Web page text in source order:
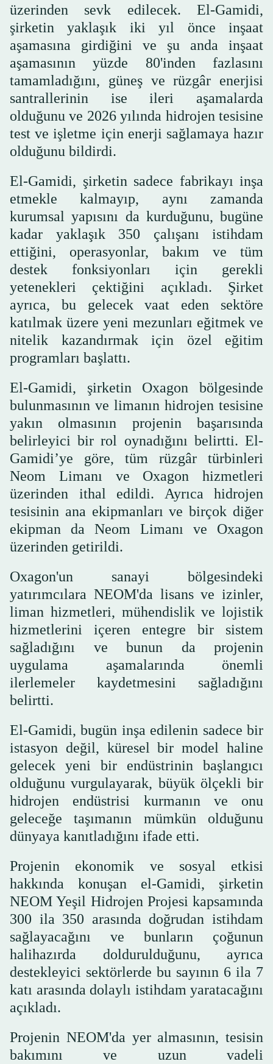
üzerinden sevk edilecek. El-Gamidi,
şirketin yaklaşık iki yıl önce inşaat
aşamasına girdiğini ve şu anda inşaat
aşamasının yüzde 80'inden fazlasını
tamamladığını, güneş ve rüzgâr enerjisi
santrallerinin ise ileri aşamalarda
olduğunu ve 2026 yılında hidrojen tesisine
test ve işletme için enerji sağlamaya hazır
olduğunu bildirdi.
El-Gamidi, şirketin sadece fabrikayı inşa
etmekle kalmayıp, aynı zamanda
kurumsal yapısını da kurduğunu, bugüne
kadar yaklaşık 350 çalışanı istihdam
ettiğini, operasyonlar, bakım ve tüm
destek fonksiyonları için gerekli
yetenekleri çektiğini açıkladı. Şirket
ayrıca, bu gelecek vaat eden sektöre
katılmak üzere yeni mezunları eğitmek ve
nitelik kazandırmak için özel eğitim
programları başlattı.
El-Gamidi, şirketin Oxagon bölgesinde
bulunmasının ve limanın hidrojen tesisine
yakın olmasının projenin başarısında
belirleyici bir rol oynadığını belirtti. El-
Gamidi’ye göre, tüm rüzgâr türbinleri
Neom Limanı ve Oxagon hizmetleri
üzerinden ithal edildi. Ayrıca hidrojen
tesisinin ana ekipmanları ve birçok diğer
ekipman da Neom Limanı ve Oxagon
üzerinden getirildi.
Oxagon'un sanayi bölgesindeki
yatırımcılara NEOM'da lisans ve izinler,
liman hizmetleri, mühendislik ve lojistik
hizmetlerini içeren entegre bir sistem
sağladığını ve bunun da projenin
uygulama aşamalarında önemli
ilerlemeler kaydetmesini sağladığını
belirtti.
El-Gamidi, bugün inşa edilenin sadece bir
istasyon değil, küresel bir model haline
gelecek yeni bir endüstrinin başlangıcı
olduğunu vurgulayarak, büyük ölçekli bir
hidrojen endüstrisi kurmanın ve onu
geleceğe taşımanın mümkün olduğunu
dünyaya kanıtladığını ifade etti.
Projenin ekonomik ve sosyal etkisi
hakkında konuşan el-Gamidi, şirketin
NEOM Yeşil Hidrojen Projesi kapsamında
300 ila 350 arasında doğrudan istihdam
sağlayacağını ve bunların çoğunun
halihazırda doldurulduğunu, ayrıca
destekleyici sektörlerde bu sayının 6 ila 7
katı arasında dolaylı istihdam yaratacağını
açıkladı.
Projenin NEOM'da yer almasının, tesisin
bakımını ve uzun vadeli